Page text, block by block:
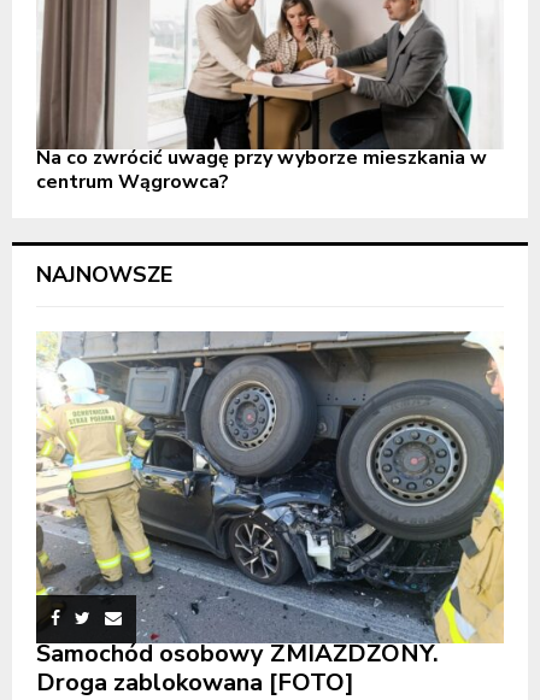
Na co zwrócić uwagę przy wyborze mieszkania w
centrum Wągrowca?
NAJNOWSZE
Samochód osobowy ZMIAŻDŻONY.
Droga zablokowana [FOTO]